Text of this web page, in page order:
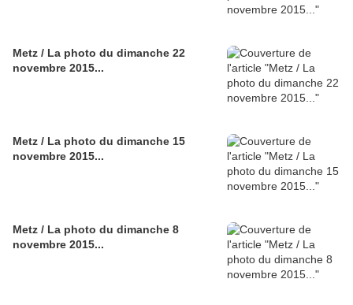
Metz / La photo du dimanche 22
novembre 2015...
Metz / La photo du dimanche 15
novembre 2015...
Metz / La photo du dimanche 8
novembre 2015...